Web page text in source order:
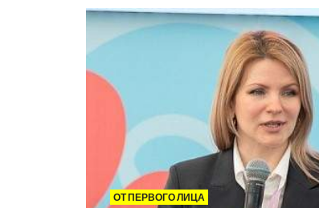
ОТ ПЕРВОГО ЛИЦА